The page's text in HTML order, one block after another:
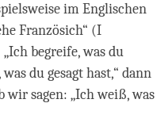
im Englischen
Französich“ (I
begreife, was du
du gesagt hast,“ dann
wir sagen: „Ich weiß, was